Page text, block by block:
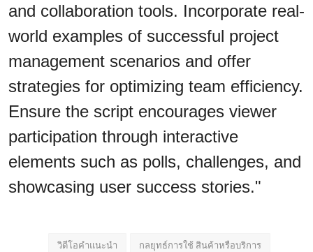
and collaboration tools. Incorporate real-
world examples of successful project
management scenarios and offer
strategies for optimizing team efficiency.
Ensure the script encourages viewer
participation through interactive
elements such as polls, challenges, and
showcasing user success stories."
วิดีโอคำแนะนำ กลยุทธ์การใช้ สินค้าหรือบริการ